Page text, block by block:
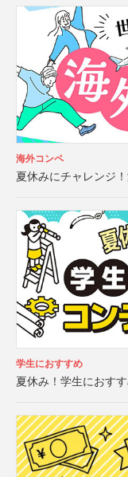
海外コンペ
夏休みにチャレンジ
学生におすすめ
夏休み！学生におす